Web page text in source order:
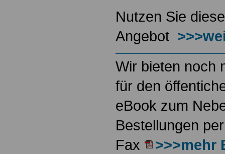
Nutzen Sie
Angebot
Wir bieten noch
für den
eBook zum
Bestellungen
Fax
>>>mehr